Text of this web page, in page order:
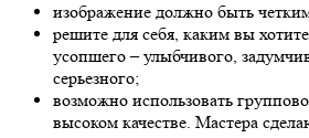
изображение должно быть
решите для себя, каким вы
усопшего – улыбчивого,
серьезного;
возможно использовать
высоком качестве. Мастера